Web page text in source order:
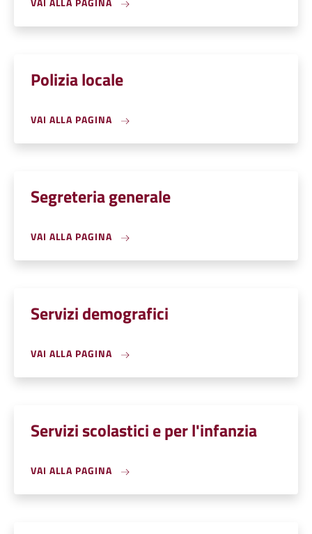
Polizia locale
VAI ALLA PAGINA
Segreteria generale
VAI ALLA PAGINA
Servizi demografici
VAI ALLA PAGINA
Servizi scolastici e per l'infanzia
VAI ALLA PAGINA